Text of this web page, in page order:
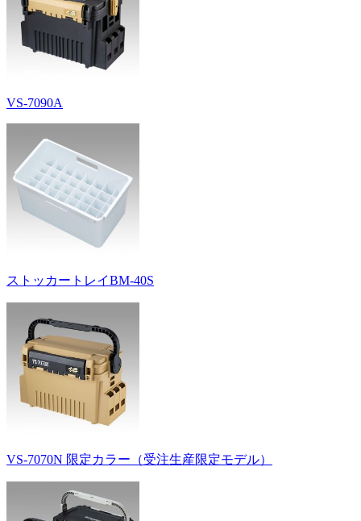
VS-7090A
ストッカートレイBM-40S
VS-7070N 限定カラー（受注生産限定モデル）